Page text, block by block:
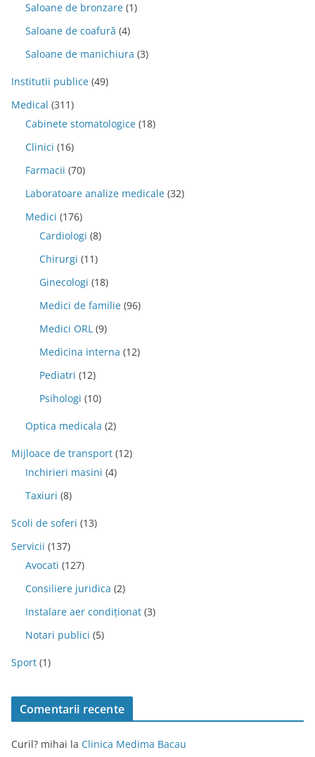
Saloane de bronzare (1)
Saloane de coafură (4)
Saloane de manichiura (3)
Institutii publice (49)
Medical (311)
Cabinete stomatologice (18)
Clinici (16)
Farmacii (70)
Laboratoare analize medicale (32)
Medici (176)
Cardiologi (8)
Chirurgi (11)
Ginecologi (18)
Medici de familie (96)
Medici ORL (9)
Medicina interna (12)
Pediatri (12)
Psihologi (10)
Optica medicala (2)
Mijloace de transport (12)
Inchirieri masini (4)
Taxiuri (8)
Scoli de soferi (13)
Servicii (137)
Avocati (127)
Consiliere juridica (2)
Instalare aer condiționat (3)
Notari publici (5)
Sport (1)
Comentarii recente
Curil? mihai la Clinica Medima Bacau